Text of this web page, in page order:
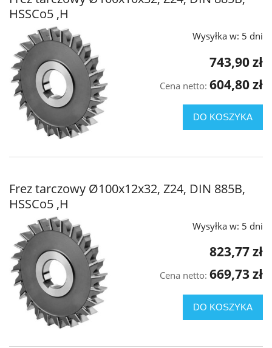
HSSCo5 ,H
Wysyłka w: 5 dni
743,90 zł
Cena netto: 604,80 zł
DO KOSZYKA
Frez tarczowy Ø100x12x32, Z24, DIN 885B,
HSSCo5 ,H
Wysyłka w: 5 dni
823,77 zł
Cena netto: 669,73 zł
DO KOSZYKA